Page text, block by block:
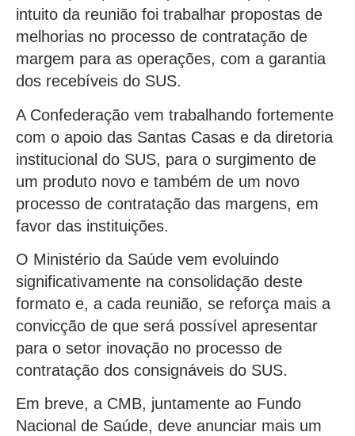
intuito da reunião foi trabalhar propostas de
melhorias no processo de contratação de
margem para as operações, com a garantia
dos recebíveis do SUS.
A Confederação vem trabalhando fortemente
com o apoio das Santas Casas e da diretoria
institucional do SUS, para o surgimento de
um produto novo e também de um novo
processo de contratação das margens, em
favor das instituições.
O Ministério da Saúde vem evoluindo
significativamente na consolidação deste
formato e, a cada reunião, se reforça mais a
convicção de que será possível apresentar
para o setor inovação no processo de
contratação dos consignáveis do SUS.
Em breve, a CMB, juntamente ao Fundo
Nacional de Saúde, deve anunciar mais um